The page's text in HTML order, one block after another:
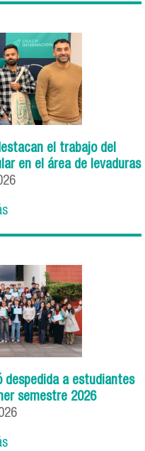
el trabajo del
en el área de levaduras
despedida a estudiantes
semestre 2026